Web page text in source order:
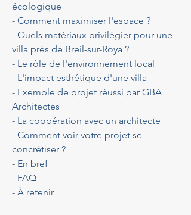
écologique
- Comment maximiser l'espace ?
- Quels matériaux privilégier pour une
villa près de Breil-sur-Roya ?
- Le rôle de l'environnement local
- L'impact esthétique d'une villa
- Exemple de projet réussi par GBA
Architectes
- La coopération avec un architecte
- Comment voir votre projet se
concrétiser ?
- En bref
- FAQ
- À retenir